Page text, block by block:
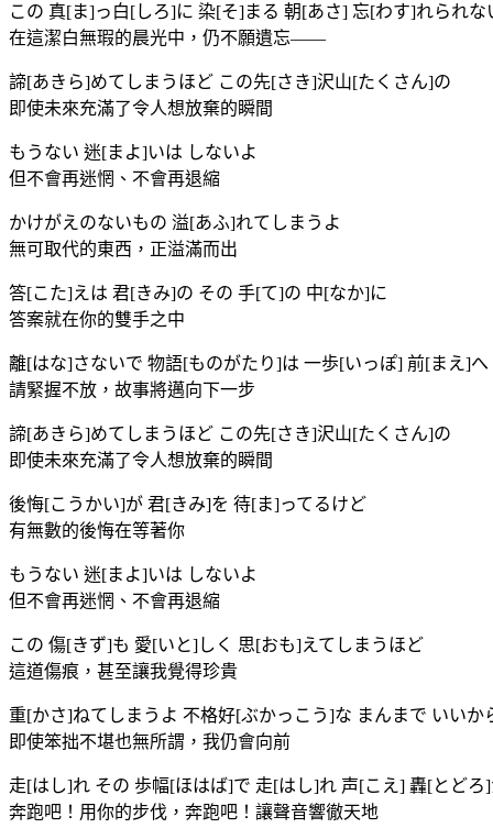
この 真[ま]っ白[しろ]に 染[そ]まる 朝[あさ] 忘[わす]れられな
在這潔白無瑕的晨光中，仍不願遺忘——
諦[あきら]めてしまうほど この先[さき]沢山[たくさん]の
即使未來充滿了令人想放棄的瞬間
もうない 迷[まよ]いは しないよ
但不會再迷惘、不會再退縮
かけがえのないもの 溢[あふ]れてしまうよ
無可取代的東西，正溢滿而出
答[こた]えは 君[きみ]の その 手[て]の 中[なか]に
答案就在你的雙手之中
離[はな]さないで 物語[ものがたり]は 一歩[いっぽ] 前[まえ]へ
請緊握不放，故事將邁向下一步
諦[あきら]めてしまうほど この先[さき]沢山[たくさん]の
即使未來充滿了令人想放棄的瞬間
後悔[こうかい]が 君[きみ]を 待[ま]ってるけど
有無數的後悔在等著你
もうない 迷[まよ]いは しないよ
但不會再迷惘、不會再退縮
この 傷[きず]も 愛[いと]しく 思[おも]えてしまうほど
這道傷痕，甚至讓我覺得珍貴
重[かさ]ねてしまうよ 不格好[ぶかっこう]な まんまで いいか
即使笨拙不堪也無所謂，我仍會向前
走[はし]れ その 歩幅[ほはば]で 走[はし]れ 声[こえ] 轟[とどろ
奔跑吧！用你的步伐，奔跑吧！讓聲音響徹天地